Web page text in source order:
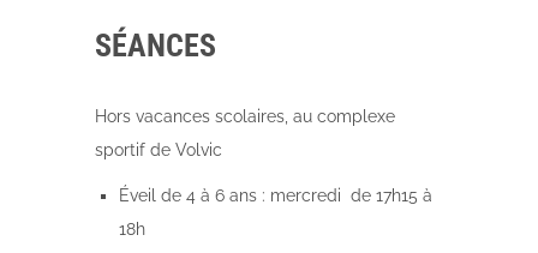
SÉANCES
Hors vacances scolaires, au complexe
sportif de Volvic
Éveil de 4 à 6 ans : mercredi de 17h15 à
18h